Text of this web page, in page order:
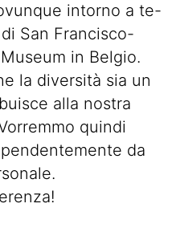
intorno a te-
San Francisco-
in Belgio.
la diversità sia un
alla nostra
quindi
da